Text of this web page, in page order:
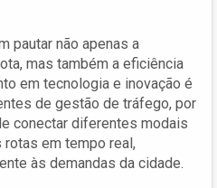
pautar não apenas a
mas também a eficiência
em tecnologia e inovação é
de gestão de tráfego, por
conectar diferentes modais
em tempo real,
às demandas da cidade.